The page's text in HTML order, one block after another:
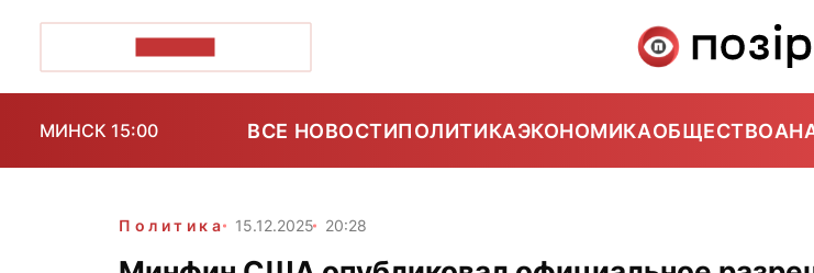
МИНСК 15:00 ВСЕ НОВОСТИПОЛИТИКАЭКОНОМИКАОБЩЕСТВО
Политика 15.12.2025 20:28